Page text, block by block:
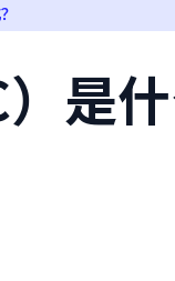
是